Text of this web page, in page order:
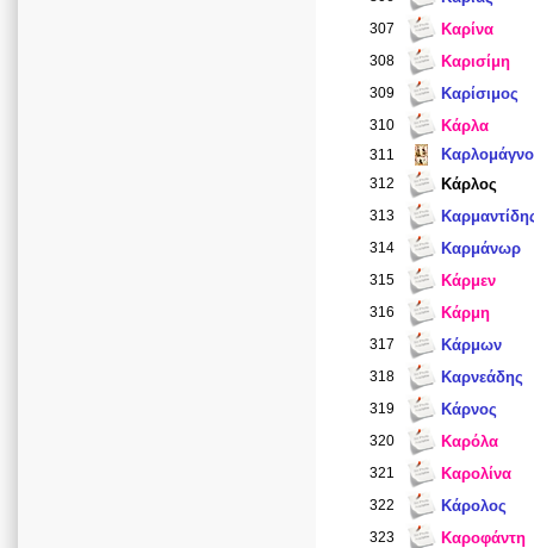
307 Καρίνα
308 Καρισίμη
309 Καρίσιμος
310 Κάρλα
311
312 Κάρλος
313
314 Καρμάνωρ
315 Κάρμεν
316 Κάρμη
317 Κάρμων
318 Καρνεάδης
319 Κάρνος
320 Καρόλα
321 Καρολίνα
322 Κάρολος
323 Καροφάντη